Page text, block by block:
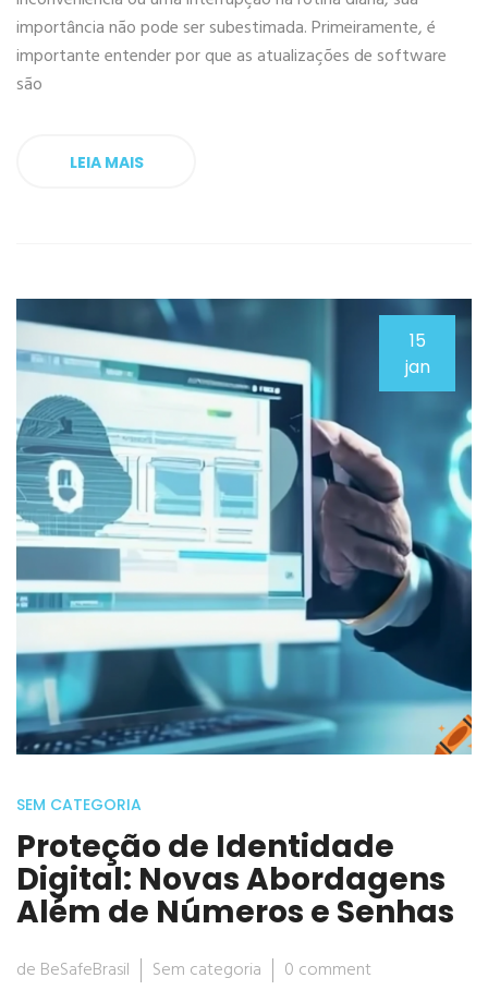
importância não pode ser subestimada. Primeiramente, é
importante entender por que as atualizações de software
são
LEIA MAIS
15
jan
SEM CATEGORIA
Proteção de Identidade
Digital: Novas Abordagens
Além de Números e Senhas
de BeSafeBrasil Sem categoria
0 comment